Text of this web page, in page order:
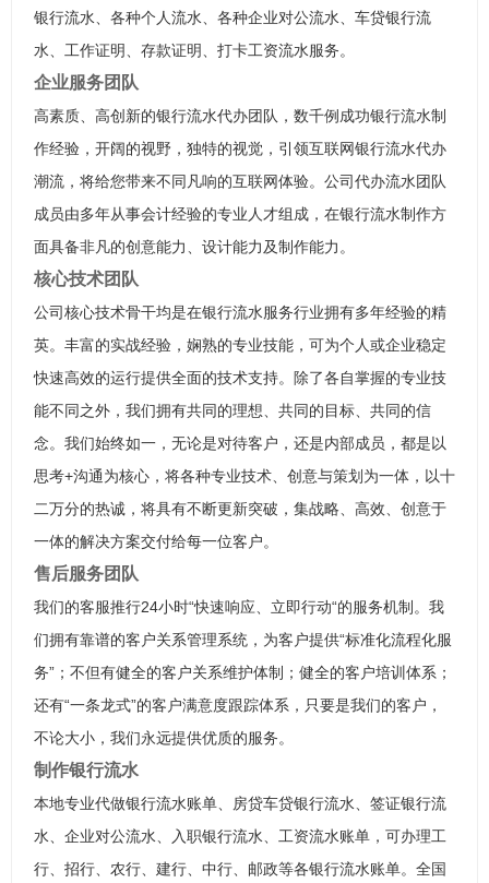
银行流水、各种个人流水、各种企业对公流水、车贷银行流
水、工作证明、存款证明、打卡工资流水服务。
企业服务团队
高素质、高创新的银行流水代办团队，数千例成功银行流水制
作经验，开阔的视野，独特的视觉，引领互联网银行流水代办
潮流，将给您带来不同凡响的互联网体验。公司代办流水团队
成员由多年从事会计经验的专业人才组成，在银行流水制作方
面具备非凡的创意能力、设计能力及制作能力。
核心技术团队
公司核心技术骨干均是在银行流水服务行业拥有多年经验的精
英。丰富的实战经验，娴熟的专业技能，可为个人或企业稳定
快速高效的运行提供全面的技术支持。除了各自掌握的专业技
能不同之外，我们拥有共同的理想、共同的目标、共同的信
念。我们始终如一，无论是对待客户，还是内部成员，都是以
思考+沟通为核心，将各种专业技术、创意与策划为一体，以十
二万分的热诚，将具有不断更新突破，集战略、高效、创意于
一体的解决方案交付给每一位客户。
售后服务团队
我们的客服推行24小时“快速响应、立即行动“的服务机制。我
们拥有靠谱的客户关系管理系统，为客户提供“标准化流程化服
务”；不但有健全的客户关系维护体制；健全的客户培训体系；
还有“一条龙式”的客户满意度跟踪体系，只要是我们的客户，
不论大小，我们永远提供优质的服务。
制作银行流水
本地专业代做银行流水账单、房贷车贷银行流水、签证银行流
水、企业对公流水、入职银行流水、工资流水账单，可办理工
行、招行、农行、建行、中行、邮政等各银行流水账单。全国